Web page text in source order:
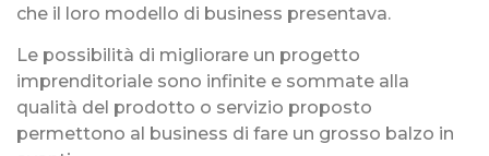
che il loro modello di business presentava.
Le possibilità di migliorare un progetto
imprenditoriale sono infinite e sommate alla
qualità del prodotto o servizio proposto
permettono al business di fare un grosso balzo in